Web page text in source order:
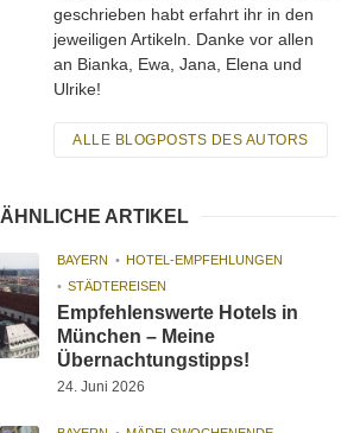
geschrieben habt erfahrt ihr in den
jeweiligen Artikeln. Danke vor allen
an Bianka, Ewa, Jana, Elena und
Ulrike!
ALLE BLOGPOSTS DES AUTORS
ÄHNLICHE ARTIKEL
BAYERN
HOTEL-EMPFEHLUNGEN
STÄDTEREISEN
Empfehlenswerte Hotels in
München – Meine
Übernachtungstipps!
24. Juni 2026